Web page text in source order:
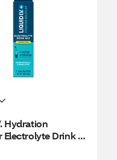
Hydration
Electrolyte Drink
Lime, 3 CT